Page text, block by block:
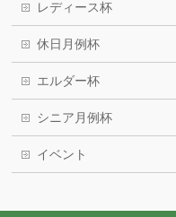
レディース杯
休日月例杯
エルダー杯
シニア月例杯
イベント